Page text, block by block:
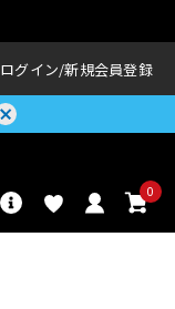
ログイン 新規会員登録
0